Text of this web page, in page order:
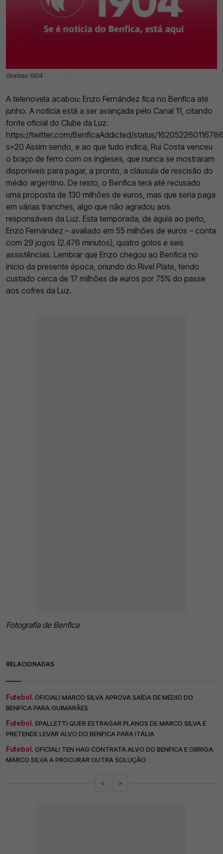
Glorioso 1904
31 Jan 2023 | 20:18 |
A telenovela acabou: Enzo Fernández fica no Benfica até
junho. A notícia está a ser avançada pelo Canal 11, citando
fonte oficial do Clube da Luz.
https://twitter.com/BenficaAddicted/status/
s=20 Assim sendo, e ao que tudo indica, Rui Costa venceu
o braço de ferro com os ingleses, que nunca se mostraram
disponíveis para pagar, a pronto, a cláusula de rescisão do
médio argentino. De resto, o Benfica terá até recusado
uma proposta de 130 milhões de euros, mas que seria paga
em várias tranches, algo que não agradou aos
responsáveis da Luz. Esta temporada, de águia ao peito,
Enzo Fernández – avaliado em 55 milhões de euros – conta
com 29 jogos (2.476 minutos), quatro golos e seis
assistências. Lembrar que Enzo chegou ao Benfica no
início da presente época, oriundo do Rivel Plate, tendo
custado cerca de 17 milhões de euros por 75% do passe
aos cofres da Luz.
Fotografia de Benfica
RELACIONADAS
Futebol. OFICIAL! MARCO SILVA APROVA SAÍDA DE MÉDIO DO
BENFICA PARA GUIMARÃES
Futebol. SPALLETTI QUER ESTRAGAR PLANOS DE MARCO SILVA E
PRETENDE LEVAR ALVO DO BENFICA PARA ITÁLIA
Futebol. OFICIAL! TEN HAG CONTRATA ALVO DO BENFICA E OBRIGA
MARCO SILVA A PROCURAR OUTRA SOLUÇÃO
< >